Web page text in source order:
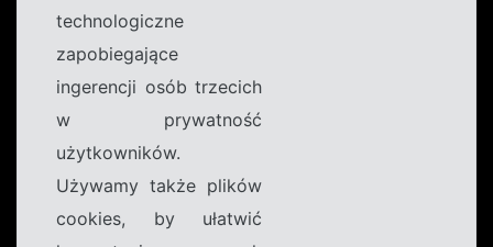
technologiczne
zapobiegające
ingerencji osób trzecich
w prywatność
użytkowników.
Używamy także plików
cookies, by ułatwić